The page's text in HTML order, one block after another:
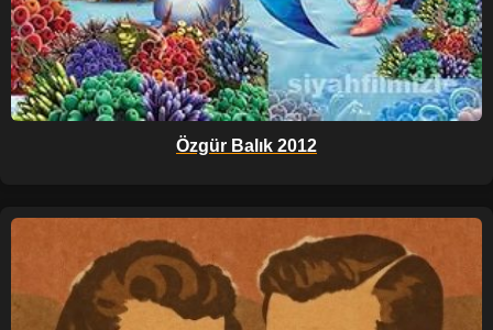
Özgür Balık 2012